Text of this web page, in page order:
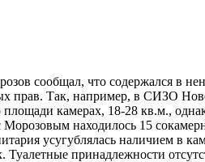
сообщал, что содержался в
Так, например, в СИЗО
камерах, 18-28 кв.м.,
находилось 15
усугублялась наличием в
Туалетные принадлежности